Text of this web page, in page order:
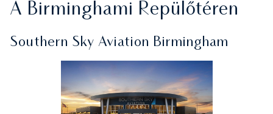
A Birminghami Repülőtéren
Southern Sky Aviation Birmingham